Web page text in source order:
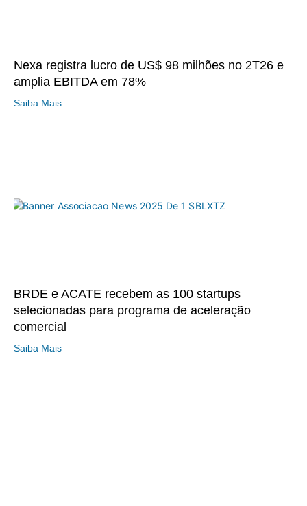
Nexa registra lucro de US$ 98 milhões no 2T26 e
amplia EBITDA em 78%
Saiba Mais
BRDE e ACATE recebem as 100 startups
selecionadas para programa de aceleração
comercial
Saiba Mais